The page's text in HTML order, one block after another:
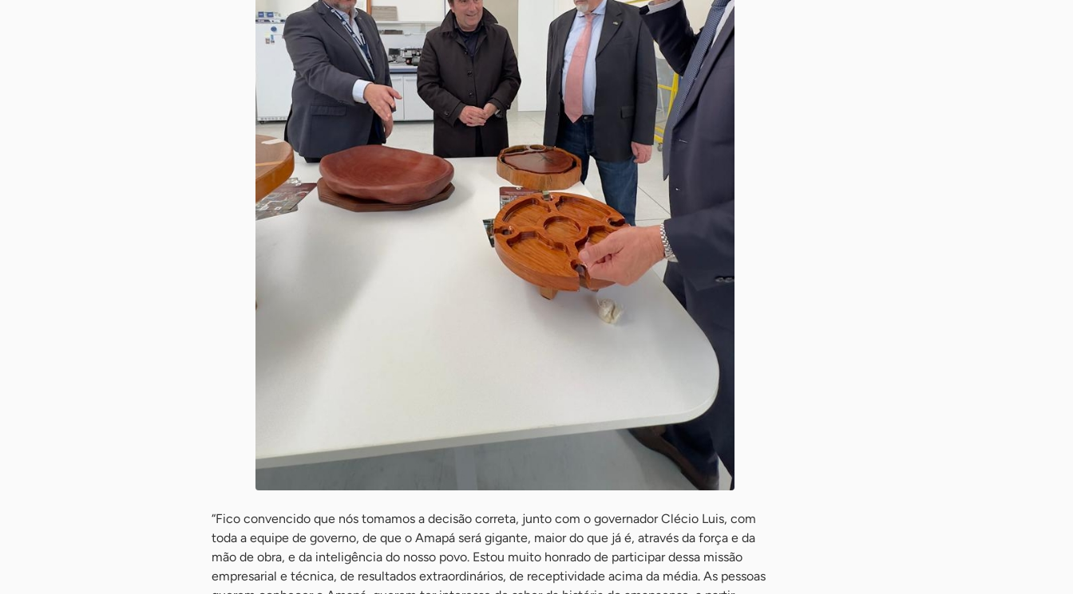
“Fico convencido que nós tomamos a decisão correta, junto com o governador Clécio Luis, com
toda a equipe de governo, de que o Amapá será gigante, maior do que já é, através da força e da
mão de obra, e da inteligência do nosso povo. Estou muito honrado de participar dessa missão
empresarial e técnica, de resultados extraordinários, de receptividade acima da média. As pessoas